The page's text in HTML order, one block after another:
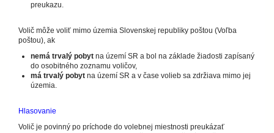
preukazu.
Volič môže voliť mimo územia Slovenskej republiky poštou (Voľba
poštou), ak
nemá trvalý pobyt na území SR a bol na základe žiadosti zapísaný
do osobitného zoznamu voličov,
má trvalý pobyt na území SR a v čase volieb sa zdržiava mimo jej
územia.
Hlasovanie
Volič je povinný po príchode do volebnej miestnosti preukázať